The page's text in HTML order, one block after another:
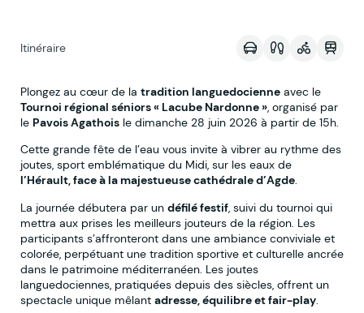
Itinéraire
Plongez au cœur de la tradition languedocienne avec le
Tournoi régional séniors « Lacube Nardonne », organisé par
le Pavois Agathois le dimanche 28 juin 2026 à partir de 15h.
Cette grande fête de l’eau vous invite à vibrer au rythme des
joutes, sport emblématique du Midi, sur les eaux de
l’Hérault, face à la majestueuse cathédrale d’Agde.
La journée débutera par un défilé festif, suivi du tournoi qui
mettra aux prises les meilleurs jouteurs de la région. Les
participants s’affronteront dans une ambiance conviviale et
colorée, perpétuant une tradition sportive et culturelle ancrée
dans le patrimoine méditerranéen. Les joutes
languedociennes, pratiquées depuis des siècles, offrent un
spectacle unique mêlant adresse, équilibre et fair-play.